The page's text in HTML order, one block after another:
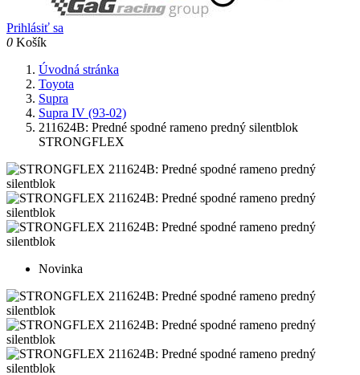
Prihlásiť sa
0 Košík
Úvodná stránka
Toyota
Supra
Supra IV (93-02)
211624B: Predné spodné rameno predný silentblok
STRONGFLEX
Novinka